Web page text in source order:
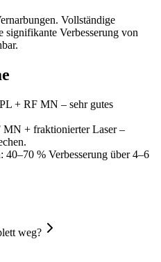
Vollständige
signifikante Verbesserung von
+ RF MN – sehr gutes
MN + fraktionierter Laser –
% Verbesserung über 4–6
weg?